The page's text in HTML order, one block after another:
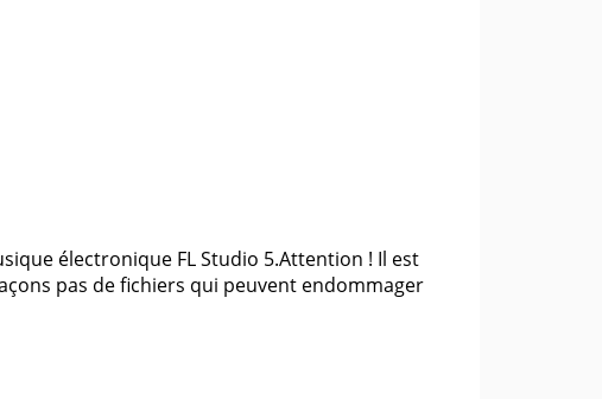
électronique FL Studio 5.Attention ! Il est
pas de fichiers qui peuvent endommager